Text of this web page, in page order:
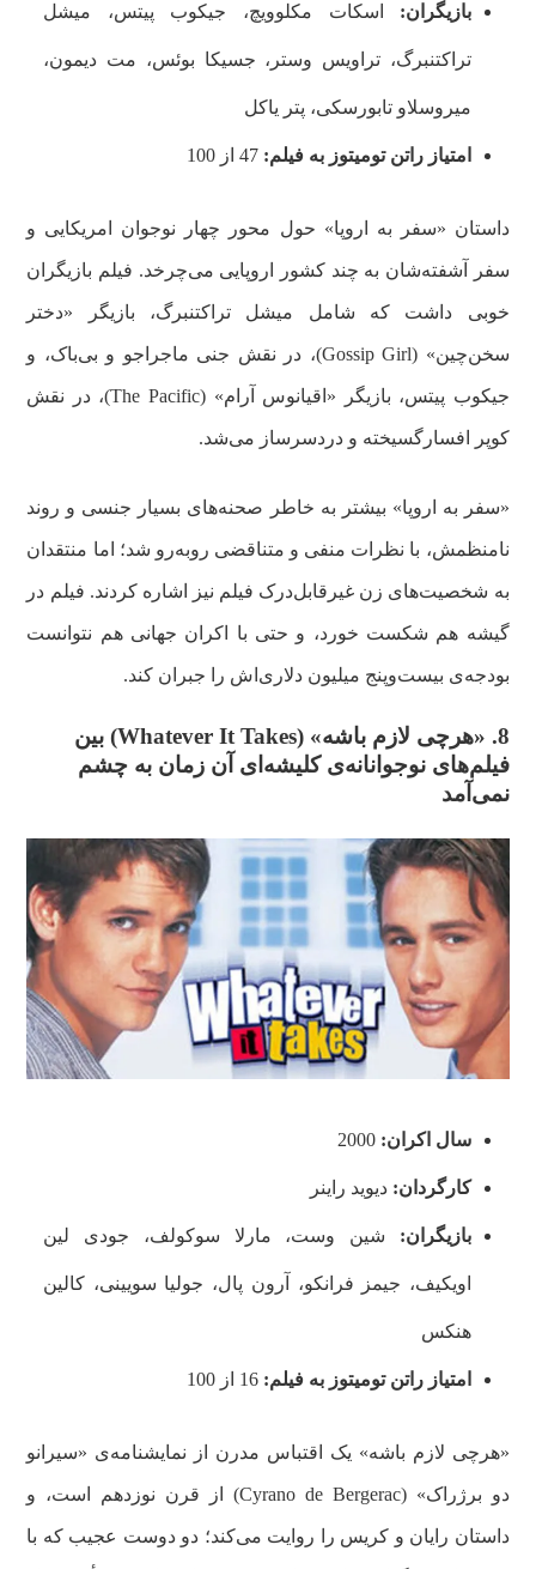
بازیگران: اسکات مکلوویچ، جیکوب پیتس، میشل
تراکتنبرگ، تراویس وستر، جسیکا بوئس، مت دیمون،
میروسلاو تابورسکی، پتر یاکل
امتیاز راتن تومیتوز به فیلم: 47 از 100
داستان «سفر به اروپا» حول محور چهار نوجوان امریکایی و
سفر آشفته‌شان به چند کشور اروپایی می‌چرخد. فیلم بازیگران
خوبی داشت که شامل میشل تراکتنبرگ، بازیگر «دختر
سخن‌چین» (Gossip Girl)، در نقش جنی ماجراجو و بی‌باک، و
جیکوب پیتس، بازیگر «اقیانوس آرام» (The Pacific)، در نقش
کوپر افسارگسیخته و دردسرساز می‌شد.
«سفر به اروپا» بیشتر به‌ خاطر صحنه‌های بسیار جنسی و روند
نامنظمش، با نظرات منفی و متناقضی روبه‌رو شد؛ اما منتقدان
به شخصیت‌های زن غیرقابل‌درک فیلم نیز اشاره کردند. فیلم در
گیشه هم شکست خورد، و حتی با اکران جهانی هم نتوانست
بودجه‌ی بیست‌وپنج میلیون دلاری‌اش را جبران کند.
8. «هرچی لازم باشه» ( Whatever It Takes) بین
فیلم‌های نوجوانانه‌ی کلیشه‌ای آن زمان به چشم
نمی‌آمد
سال اکران: 2000
کارگردان: دیوید راینر
بازیگران: شین وست، مارلا سوکولف، جودی لین
اویکیف، جیمز فرانکو، آرون پال، جولیا سویینی، کالین
هنکس
امتیاز راتن تومیتوز به فیلم:
«هرچی لازم باشه» یک اقتباس مدرن از نمایشنامه‌ی «سیرانو
دو برژراک» (Cyrano de Bergerac) از قرن نوزدهم است، و
داستان رایان و کریس را روایت می‌کند؛ دو دوست عجیب که با